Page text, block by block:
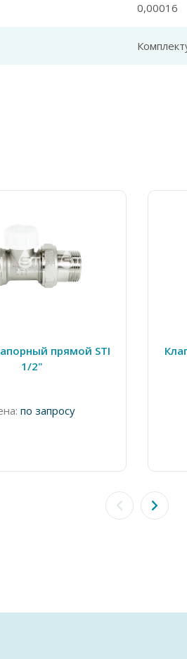
0,00016
прямой STI
1/2"
по запросу